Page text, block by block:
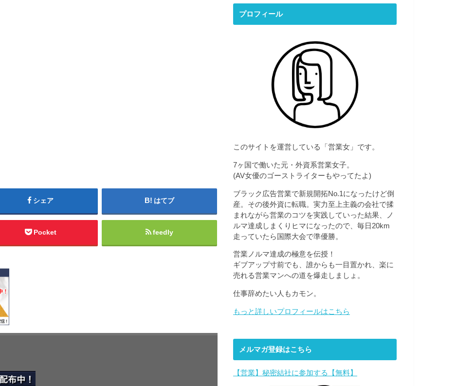
シェア はてブ
Pocket feedly
プロフィール
このサイトを運営している「営業女」です。
7ヶ国で働いた元・外資系営業女子。
(AV女優のゴーストライターもやってたよ)
ブラック広告営業で新規開拓No.1になったけど倒
産。その後外資に転職。実力至上主義の会社で揉
まれながら営業のコツを実践していった結果、ノ
ルマ達成しまくりヒマになったので、毎日20km
走っていたら国際大会で準優勝。
営業ノルマ達成の極意を伝授！
ギブアップ寸前でも、誰からも一目置かれ、楽に
売れる営業マンへの道を爆走しましょ。
仕事辞めたい人もカモン。
もっと詳しいプロフィールはこちら
メルマガ登録はこちら
【営業】秘密結社に参加する【無料】